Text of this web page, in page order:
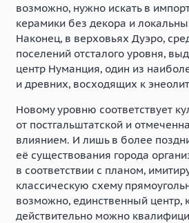
возможно, нужно искать в
керамики без декора и
Наконец, в верховьях Дуэро,
поселений отсталого уровня,
центр Нуманция, один из
и древних, восходящих к
Новому уровню соответствует
от постгальштатской и
влиянием. И лишь в более
её существования города
в соответствии с планом,
классическую схему
возможно, единственный центр,
действительно можно